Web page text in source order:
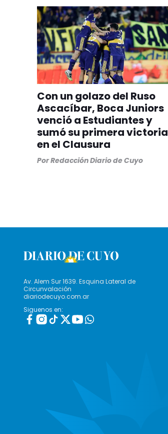
Con un golazo del Ruso
Ascacíbar, Boca Juniors
venció a Estudiantes y
sumó su primera victoria
en el Clausura
PorRedacción Diario de Cuyo
Av. Alem Sur 1639. Esquina Lateral de
Circunvalación
diariodecuyo.com.ar
Siguenos en: